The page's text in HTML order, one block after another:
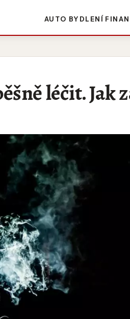
AUTO BYDLENÍ
léčit. Jak